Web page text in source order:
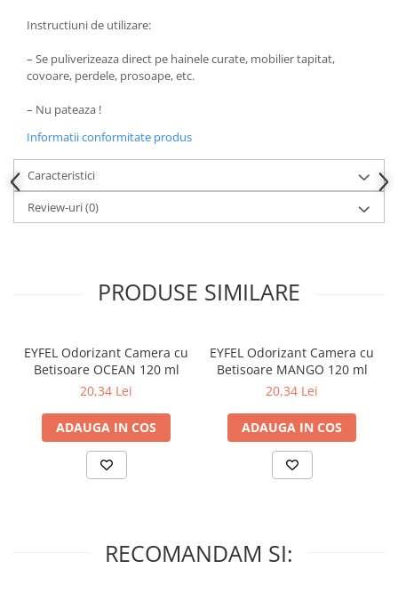
Spuma de baie
Ingrijirea parului
Balsam de par
Sampon
Vopsea de par
Servetele Umede & Uscate
Ingrijire copii
Aer Conditionat
Camera
Lumanari Parfumate
Deodorante & Parfumuri
Instructiuni de utilizare:
– Se puliverizeaza direct pe hainele curate, mobilier tapitat,
covoare, perdele, prosoape, etc.
– Nu pateaza !
Informatii conformitate produs
Caracteristici
Review-uri(0)
PRODUSE SIMILARE
EYFEL Odorizant Camera cu
Betisoare OCEAN 120 ml
20,34 Lei
ADAUGA IN COS
EYFEL Odorizant Camera cu
Betisoare MANGO 120 ml
20,34 Lei
ADAUGA IN COS
RECOMANDAM SI: